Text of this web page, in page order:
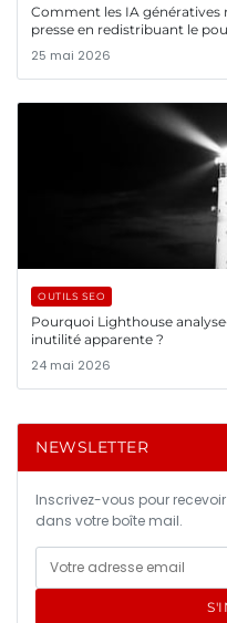
Comment les IA
presse en redistribuant le
25 mai 2026
OUTILS SEO
Pourquoi Lighthouse
inutilité apparente ?
24 mai 2026
NEWSLETTER
Inscrivez-vous pour
dans votre boîte mail.